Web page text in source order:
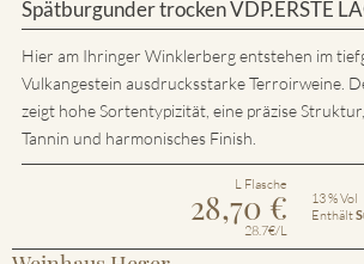
Spätburgunder trocken VDP.ERSTE
Hier am Ihringer Winklerberg entstehen im
Vulkangestein ausdrucksstarke Terroirweine.
zeigt hohe Sortentypizität, eine präzise
Tannin und harmonisches Finish.
L Flasche
28,70 €
28.7€/L
13 % Vol
Enthält